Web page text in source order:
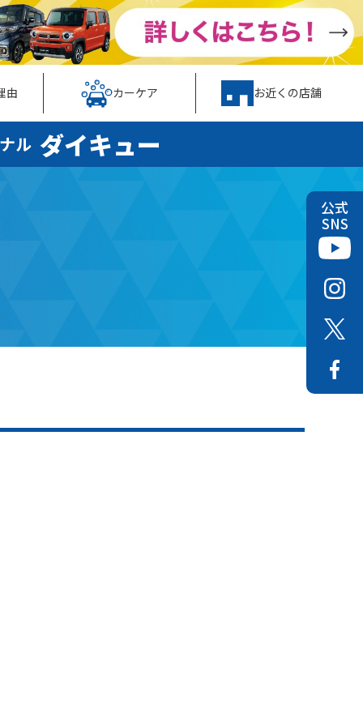
由 カーケア お近くの店舗
公式
SNS
ル ダイキュー